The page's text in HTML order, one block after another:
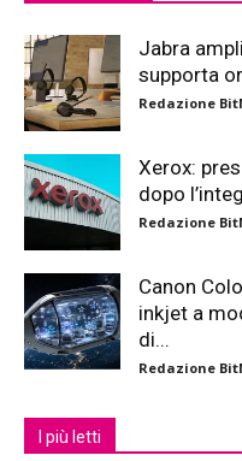
Jabra
supporta
Redazione
Xerox:
dopo
Redazione
Canon
inkjet a
di...
Redazione
I più letti